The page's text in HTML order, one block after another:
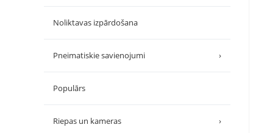
Noliktavas izpārdošana
Pneimatiskie savienojumi ›
Populārs
Riepas un kameras ›